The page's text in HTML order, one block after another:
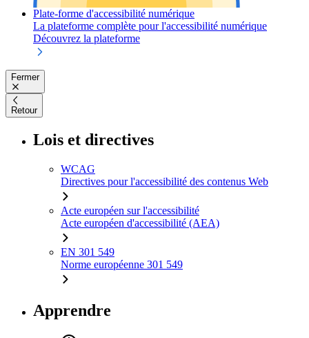
Plate-forme d'accessibilité numérique
La plateforme complète pour l'accessibilité numérique
Découvrez la plateforme
Fermer
Retour
Lois et directives
WCAG
Directives pour l'accessibilité des contenus Web
Acte européen sur l'accessibilité
Acte européen d'accessibilité (AEA)
EN 301 549
Norme européenne 301 549
Apprendre